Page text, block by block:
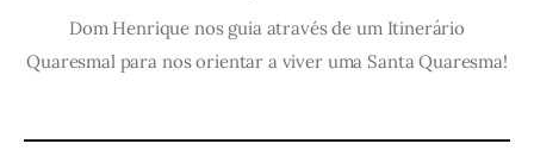
Dom Henrique nos guia através de um Itinerário
Quaresmal para nos orientar a viver uma Santa Quaresma!